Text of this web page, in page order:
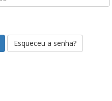
Esqueceu a senha?